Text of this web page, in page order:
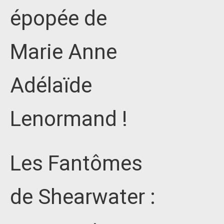
épopée de
Marie Anne
Adélaïde
Lenormand !
Les Fantômes
de Shearwater :